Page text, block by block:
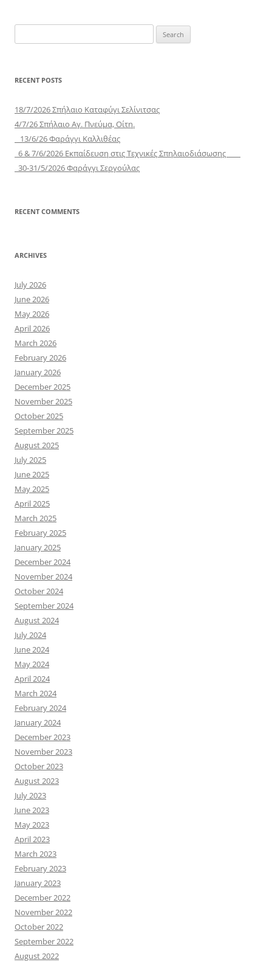
for:
RECENT POSTS
18/7/2026 Σπήλαιο Καταφύγι Σελίνιτσας
4/7/26 Σπήλαιο Αγ. Πνεύμα, Οίτη.
13/6/26 Φαράγγι Καλλιθέας
6 & 7/6/2026 Εκπαίδευση στις Τεχνικές Σπηλαιοδιάσωσης
30-31/5/2026 Φαράγγι Σεργούλας
RECENT COMMENTS
ARCHIVES
July 2026
June 2026
May 2026
April 2026
March 2026
February 2026
January 2026
December 2025
November 2025
October 2025
September 2025
August 2025
July 2025
June 2025
May 2025
April 2025
March 2025
February 2025
January 2025
December 2024
November 2024
October 2024
September 2024
August 2024
July 2024
June 2024
May 2024
April 2024
March 2024
February 2024
January 2024
December 2023
November 2023
October 2023
August 2023
July 2023
June 2023
May 2023
April 2023
March 2023
February 2023
January 2023
December 2022
November 2022
October 2022
September 2022
August 2022